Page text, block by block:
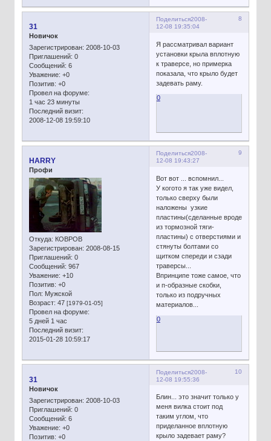
Поделиться 8
2008-
12-08 19:35:04
31
Новичок
Зарегистрирован: 2008-10-03
Приглашений: 0
Сообщений: 6
Уважение: +0
Позитив: +0
Провел на форуме:
1 час 23 минуты
Последний визит:
2008-12-08 19:59:10
Я рассматривал вариант
установки крыла вплотную
к траверсе, но примерка
показала, что крыло будет
задевать раму.
0
Поделиться 9
2008-
12-08 19:43:27
HARRY
Профи
Откуда: КОВРОВ
Зарегистрирован: 2008-08-15
Приглашений: 0
Сообщений: 967
Уважение: +10
Позитив: +0
Пол: Мужской
Возраст: 47 [1979-01-05]
Провел на форуме:
5 дней 1 час
Последний визит:
2015-01-28 10:59:17
Вот вот ... вспомнил...
У когото я так уже видел,
только сверху были
наложены узкие
пластины(сделанные вроде
из тормозной тяги-
пластины) с отверстиями и
стянуты болтами со
щитком спереди и сзади
траверсы...
Впринципе тоже самое, что
и п-образные скобки,
только из подручных
материалов...
0
Поделиться 10
2008-
12-08 19:55:36
31
Новичок
Зарегистрирован: 2008-10-03
Приглашений: 0
Сообщений: 6
Уважение: +0
Позитив: +0
Блин... это значит только у
меня вилка стоит под
таким углом, что
приделанное вплотную
крыло задевает раму?